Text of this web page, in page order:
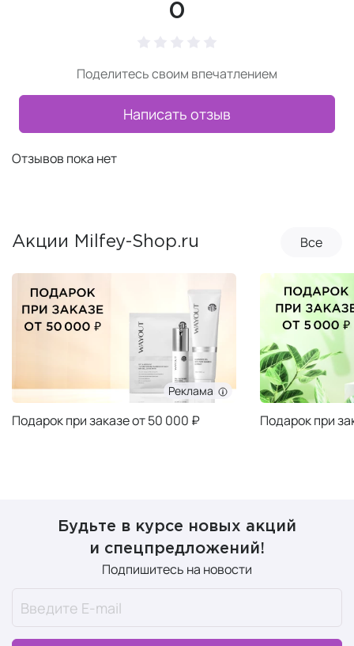
0
Поделитесь своим впечатлением
Написать отзыв
Отзывов пока нет
Акции Milfey-Shop.ru Все
Реклама
Подарок при заказе от 50 000 ₽ Подарок при
Будьте в курсе новых акций
и спецпредложений!
Подпишитесь на новости